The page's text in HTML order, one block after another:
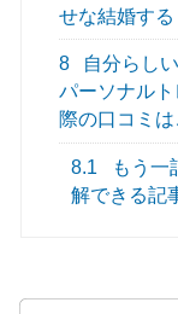
せな結婚す
8
自分らし
パーソナル
際の口コミは
8.1
もう一
解できる記